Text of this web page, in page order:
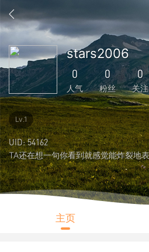
stars2006
0
人气
0
粉丝
0
关注
0
主题
1
回复
1
好友
0
说说
0
人气
109
积分
Lv.1
UID: 54162
主页